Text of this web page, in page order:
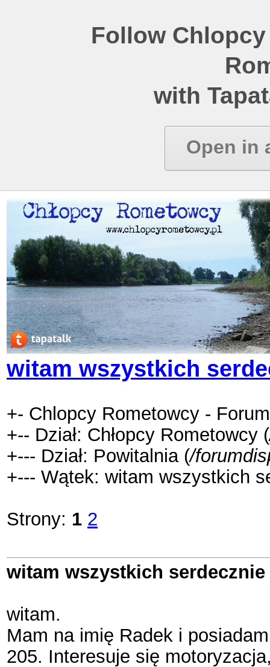
Follow
with
Open in
witam wszystkich
+- Chlopcy Rometowcy -
+-- Dział: Chłopcy Rometowcy (
+--- Dział: Powitalnia (/
+--- Wątek: witam wszystkich
Strony: 1 2
witam wszystkich
witam.
Mam na imię Radek i
205. Interesuje się